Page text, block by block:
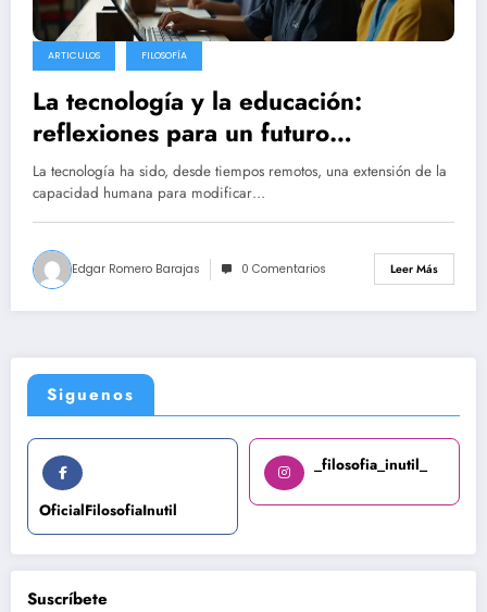
ARTICULOS FILOSOFÍA
La tecnología y la educación:
reflexiones para un futuro
consciente
La tecnología ha sido, desde tiempos remotos, una extensión de la
capacidad humana para modificar…
Edgar Romero Barajas 0 Comentarios Leer Más
Siguenos
OficialFilosofiaInutil
_filosofia_inutil_
Suscríbete